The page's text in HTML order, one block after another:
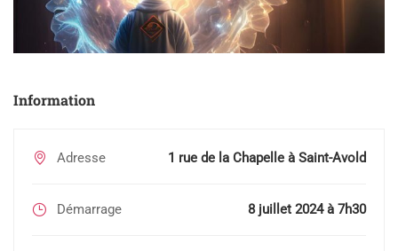
Information
Adresse 1 rue de la Chapelle à Saint-Avold
Démarrage 8 juillet 2024 à 7h30